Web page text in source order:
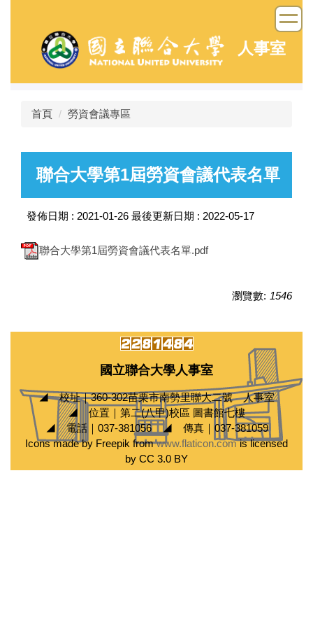
容
人事室
首頁 勞資會議專區
聯合大學第1屆勞資會議代表名單
發佈日期 : 2021-01-26 最後更新日期 : 2022-05-17
聯合大學第1屆勞資會議代表名單.pdf
瀏覽數: 1546
國立聯合大學人事室
◢ 校址｜360-302苗栗市南勢里聯大二號 人事室
◢ 位置｜第二(八甲)校區 圖書館七樓
◢ 電話｜037-381056 ◢ 傳真｜037-381059
Icons made by Freepik fromwww.flaticon.comis licensed
by CC 3.0 BY